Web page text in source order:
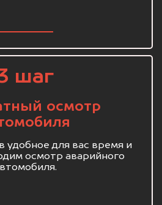
шаг
осмотр
для вас время и
осмотр аварийного